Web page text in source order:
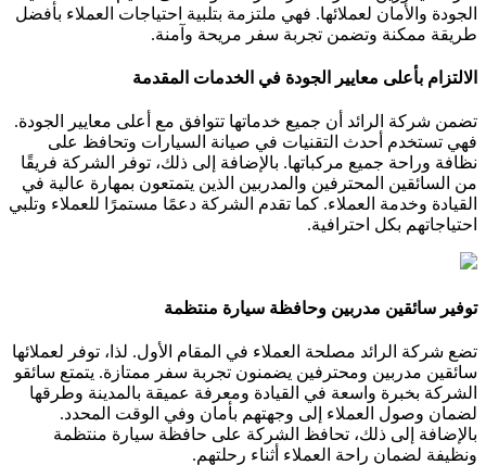
الجودة والأمان لعملائها. فهي ملتزمة بتلبية احتياجات العملاء بأفضل
طريقة ممكنة وتضمن تجربة سفر مريحة وآمنة.
الالتزام بأعلى معايير الجودة في الخدمات المقدمة
تضمن شركة الرائد أن جميع خدماتها تتوافق مع أعلى معايير الجودة.
فهي تستخدم أحدث التقنيات في صيانة السيارات وتحافظ على
نظافة وراحة جميع مركباتها. بالإضافة إلى ذلك، توفر الشركة فريقًا
من السائقين المحترفين والمدربين الذين يتمتعون بمهارة عالية في
القيادة وخدمة العملاء. كما تقدم الشركة دعمًا مستمرًا للعملاء وتلبي
احتياجاتهم بكل احترافية.
توفير سائقين مدربين وحافظة سيارة منتظمة
تضع شركة الرائد مصلحة العملاء في المقام الأول. لذا، توفر لعملائها
سائقين مدربين ومحترفين يضمنون تجربة سفر ممتازة. يتمتع سائقو
الشركة بخبرة واسعة في القيادة ومعرفة عميقة بالمدينة وطرقها
لضمان وصول العملاء إلى وجهتهم بأمان وفي الوقت المحدد.
بالإضافة إلى ذلك، تحافظ الشركة على حافظة سيارة منتظمة
ونظيفة لضمان راحة العملاء أثناء رحلتهم.